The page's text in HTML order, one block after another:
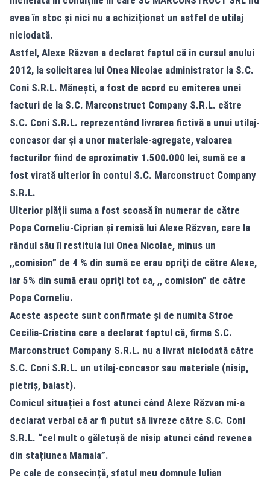
avea în stoc și nici nu a achiziționat un astfel de utilaj
niciodată.
Astfel, Alexe Răzvan a declarat faptul că în cursul anului
2012, la solicitarea lui Onea Nicolae administrator la S.C.
Coni S.R.L. Măneşti, a fost de acord cu emiterea unei
facturi de la S.C. Marconstruct Company S.R.L. către
S.C. Coni S.R.L. reprezentând livrarea fictivă a unui utilaj-
concasor dar şi a unor materiale-agregate, valoarea
facturilor fiind de aproximativ 1.500.000 lei, sumă ce a
fost virată ulterior în contul S.C. Marconstruct Company
S.R.L.
Ulterior plăţii suma a fost scoasă în numerar de către
Popa Corneliu-Ciprian şi remisă lui Alexe Răzvan, care la
rândul său îi restituia lui Onea Nicolae, minus un
,,comision” de 4 % din sumă ce erau opriţi de către Alexe,
iar 5% din sumă erau opriţi tot ca, ,, comision” de către
Popa Corneliu.
Aceste aspecte sunt confirmate şi de numita Stroe
Cecilia-Cristina care a declarat faptul că, firma S.C.
Marconstruct Company S.R.L. nu a livrat niciodată către
S.C. Coni S.R.L. un utilaj-concasor sau materiale (nisip,
pietriş, balast).
Comicul situației a fost atunci când Alexe Răzvan mi-a
declarat verbal că ar fi putut să livreze către S.C. Coni
S.R.L. “cel mult o găletușă de nisip atunci când revenea
din stațiunea Mamaia”.
Pe cale de consecință, sfatul meu domnule Iulian